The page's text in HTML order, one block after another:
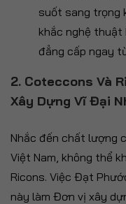
suốt sang trọng
khắc nghệ thuật
đẳng cấp ngay
2. Coteccons Và
Xây Dựng Vĩ Đại
Nhắc đến chất lượng
Việt Nam, không thể
Ricons. Việc Đạt
này làm Đơn vị xây